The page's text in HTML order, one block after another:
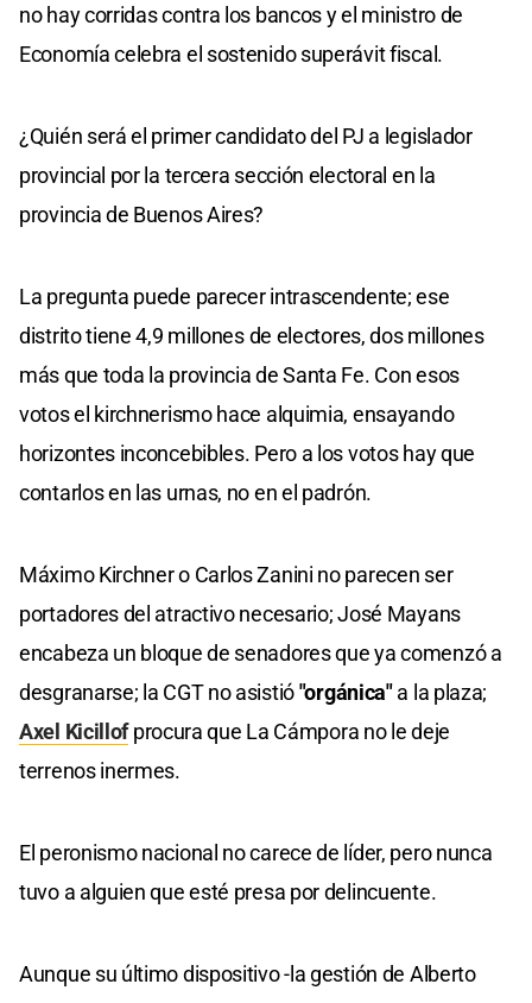
no hay corridas contra los bancos y el ministro de
Economía celebra el sostenido superávit fiscal.
¿Quién será el primer candidato del PJ a legislador
provincial por la tercera sección electoral en la
provincia de Buenos Aires?
La pregunta puede parecer intrascendente; ese
distrito tiene 4,9 millones de electores, dos millones
más que toda la provincia de Santa Fe. Con esos
votos el kirchnerismo hace alquimia, ensayando
horizontes inconcebibles. Pero a los votos hay que
contarlos en las urnas, no en el padrón.
Máximo Kirchner o Carlos Zanini no parecen ser
portadores del atractivo necesario; José Mayans
encabeza un bloque de senadores que ya comenzó a
desgranarse; la CGT no asistió"orgánica"a la plaza;
Axel Kicillofprocura que La Cámpora no le deje
terrenos inermes.
El peronismo nacional no carece de líder, pero nunca
tuvo a alguien que esté presa por delincuente.
Aunque su último dispositivo -la gestión de Alberto